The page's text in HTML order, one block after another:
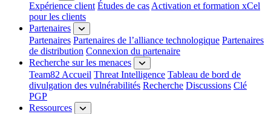
Expérience client Études de casActivation et formation xCel
pour les clients
Partenaires
Partenaires Partenaires de l’alliance technologique Partenaires
de distribution Connexion du partenaire
Recherche sur les menaces
Team82 Accueil Threat Intelligence Tableau de bord de
divulgation des vulnérabilités Recherche Discussions Clé
PGP
Ressources